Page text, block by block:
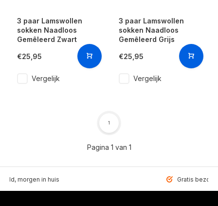
3 paar Lamswollen
sokken Naadloos
Gemêleerd Zwart
€25,95
Vergelijk
3 paar Lamswollen
sokken Naadloos
Gemêleerd Grijs
€25,95
Vergelijk
Pagina 1 van 1
1
morgen in huis Gratis